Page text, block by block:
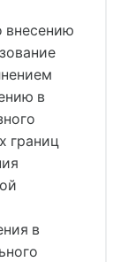
внесению
в
границ
в